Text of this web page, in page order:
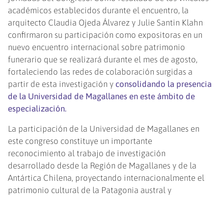
académicos establecidos durante el encuentro, la
arquitecto Claudia Ojeda Álvarez y Julie Santin Klahn
confirmaron su participación como expositoras en un
nuevo encuentro internacional sobre patrimonio
funerario que se realizará durante el mes de agosto,
fortaleciendo las redes de colaboración surgidas a
partir de esta investigación y consolidando la presencia
de la Universidad de Magallanes en este ámbito de
especialización.
La participación de la Universidad de Magallanes en
este congreso constituye un importante
reconocimiento al trabajo de investigación
desarrollado desde la Región de Magallanes y de la
Antártica Chilena, proyectando internacionalmente el
patrimonio cultural de la Patagonia austral y